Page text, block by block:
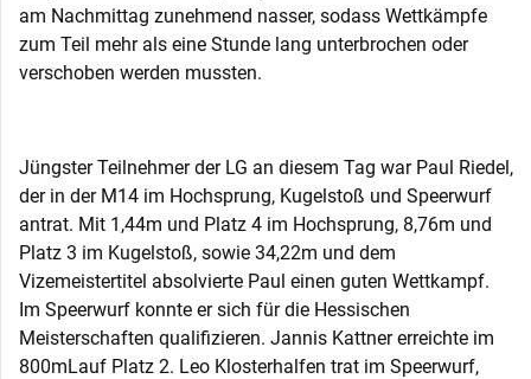
am Nachmittag zunehmend nasser, sodass Wettkämpfe
zum Teil mehr als eine Stunde lang unterbrochen oder
verschoben werden mussten.
Jüngster Teilnehmer der LG an diesem Tag war Paul Riedel,
der in der M14 im Hochsprung, Kugelstoß und Speerwurf
antrat. Mit 1,44m und Platz 4 im Hochsprung, 8,76m und
Platz 3 im Kugelstoß, sowie 34,22m und dem
Vizemeistertitel absolvierte Paul einen guten Wettkampf.
Im Speerwurf konnte er sich für die Hessischen
Meisterschaften qualifizieren. Jannis Kattner erreichte im
800mLauf Platz 2. Leo Klosterhalfen trat im Speerwurf,